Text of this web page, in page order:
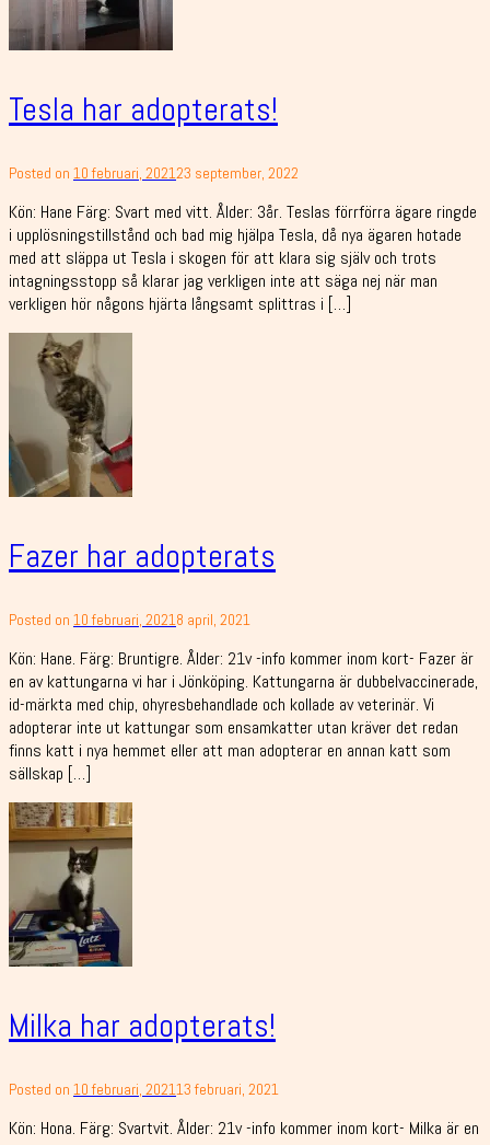
Tesla har adopterats!
Posted on 10 februari, 202123 september, 2022
Kön: Hane Färg: Svart med vitt. Ålder: 3år. Teslas förrförra ägare ringde
i upplösningstillstånd och bad mig hjälpa Tesla, då nya ägaren hotade
med att släppa ut Tesla i skogen för att klara sig själv och trots
intagningsstopp så klarar jag verkligen inte att säga nej när man
verkligen hör någons hjärta långsamt splittras i […]
Fazer har adopterats
Posted on 10 februari, 20218 april, 2021
Kön: Hane. Färg: Bruntigre. Ålder: 21v -info kommer inom kort- Fazer är
en av kattungarna vi har i Jönköping. Kattungarna är dubbelvaccinerade,
id-märkta med chip, ohyresbehandlade och kollade av veterinär. Vi
adopterar inte ut kattungar som ensamkatter utan kräver det redan
finns katt i nya hemmet eller att man adopterar en annan katt som
sällskap […]
Milka har adopterats!
Posted on 10 februari, 202113 februari, 2021
Kön: Hona. Färg: Svartvit. Ålder: 21v -info kommer inom kort- Milka är en